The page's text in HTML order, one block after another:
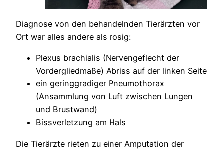
Diagnose von den behandelnden Tierärzten vor
Ort war alles andere als rosig:
Plexus brachialis (Nervengeflecht der
Vordergliedmaße) Abriss auf der linken Seite
ein geringgradiger Pneumothorax
(Ansammlung von Luft zwischen Lungen
und Brustwand)
Bissverletzung am Hals
Die Tierärzte rieten zu einer Amputation der